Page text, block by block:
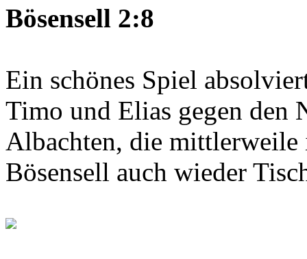
Bösensell 2:8
Ein schönes Spiel
Timo und Elias gegen den
Albachten, die
Bösensell auch wieder